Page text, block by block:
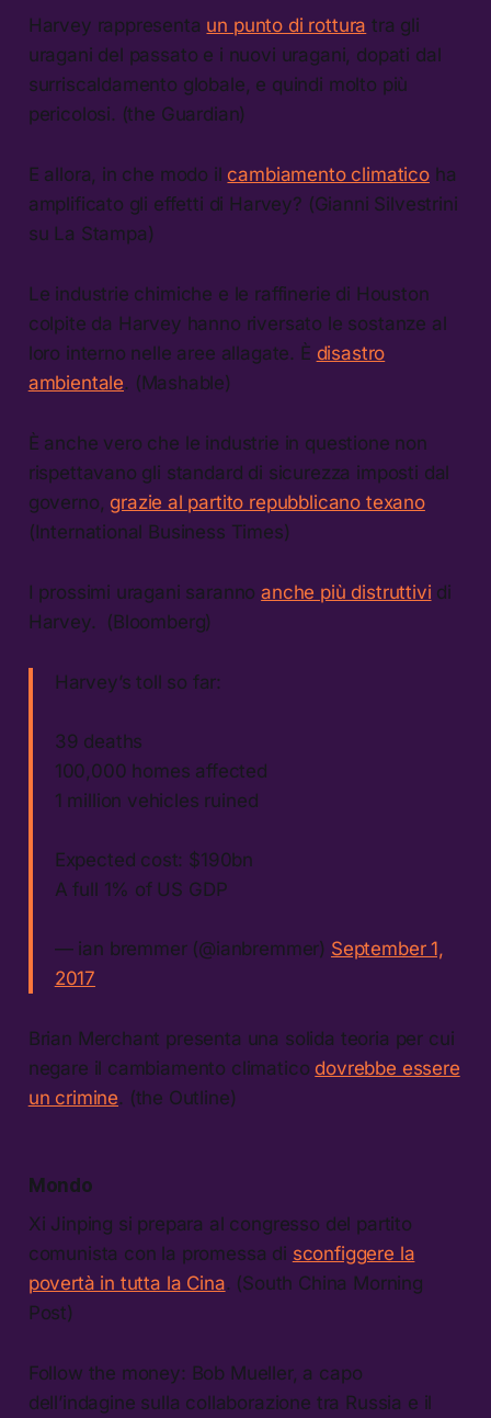
Harvey rappresenta un punto di rottura tra gli
uragani del passato e i nuovi uragani, dopati dal
surriscaldamento globale, e quindi molto più
pericolosi. (the Guardian)
E allora, in che modo il cambiamento climaticoha
amplificato gli effetti di Harvey? (Gianni Silvestrini
su La Stampa)
Le industrie chimiche e le raffinerie di Houston
colpite da Harvey hanno riversato le sostanze al
loro interno nelle aree allagate. È disastro
ambientale. (Mashable)
È anche vero che le industrie in questione non
rispettavano gli standard di sicurezza imposti dal
governo, grazie al partito repubblicano texano
(International Business Times)
I prossimi uragani sarannoanche più distruttivi di
Harvey. (Bloomberg)
Harvey’s toll so far:
39 deaths
100,000 homes affected
1 million vehicles ruined
Expected cost: $190bn
A full 1% of US GDP
— ian bremmer (@ianbremmer) September 1,
2017
Brian Merchant presenta una solida teoria per cui
negare il cambiamento climatico dovrebbe essere
un crimine. (the Outline)
Mondo
Xi Jinping si prepara al congresso del partito
comunista con la promessa di sconfiggere la
povertà in tutta la Cina. (South China Morning
Post)
Follow the money: Bob Mueller, a capo
dell’indagine sulla collaborazione tra Russia e il